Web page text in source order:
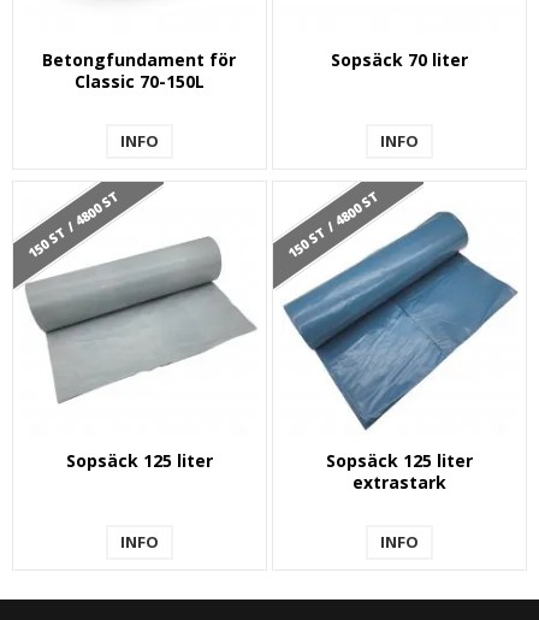
Betongfundament för
Classic 70-150L
INFO
Sopsäck 70 liter
INFO
150 ST / 4800 ST
Sopsäck 125 liter
INFO
150 ST / 4800 ST
Sopsäck 125 liter
extrastark
INFO